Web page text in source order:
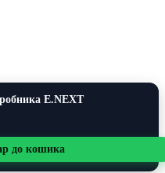
E.NEXT
до кошика